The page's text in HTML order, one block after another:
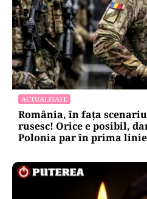
ACTUALITATE
România, în fața
rusesc! Orice e posibil,
Polonia par în prima